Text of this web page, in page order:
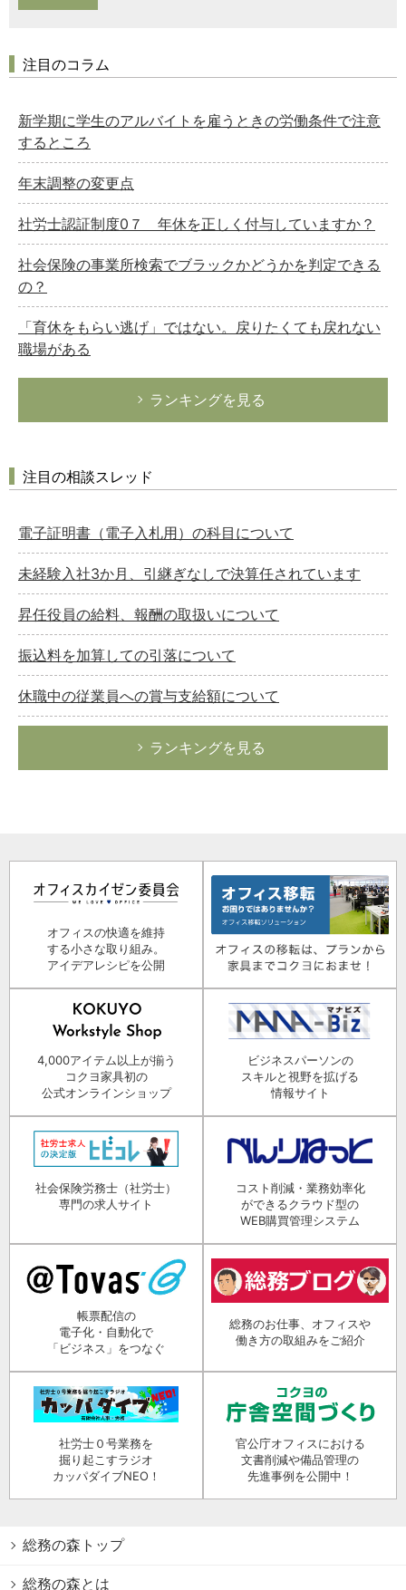
注目のコラム
新学期に学生のアルバイトを雇うときの労働条件で注意
するところ
年末調整の変更点
社労士認証制度0７ 年休を正しく付与していますか？
社会保険の事業所検索でブラックかどうかを判定できる
の？
「育休をもらい逃げ」ではない。戻りたくても戻れない
職場がある
ランキングを見る
注目の相談スレッド
電子証明書（電子入札用）の科目について
未経験入社3か月、引継ぎなしで決算任されています
昇任役員の給料、報酬の取扱いについて
振込料を加算しての引落について
休職中の従業員への賞与支給額について
ランキングを見る
オフィスの快適を維持
する小さな取り組み。
アイデアレシピを公開
4,000アイテム以上が揃う
コクヨ家具初の
公式オンラインショップ
ビジネスパーソンの
スキルと視野を拡げる
情報サイト
社会保険労務士（社労士）
専門の求人サイト
コスト削減・業務効率化
ができるクラウド型の
WEB購買管理システム
帳票配信の
電子化・自動化で
「ビジネス」をつなぐ
総務のお仕事、オフィスや
働き方の取組みをご紹介
社労士０号業務を
掘り起こすラジオ
カッパダイブNEO！
官公庁オフィスにおける
文書削減や備品管理の
先進事例を公開中！
総務の森トップ
総務の森とは